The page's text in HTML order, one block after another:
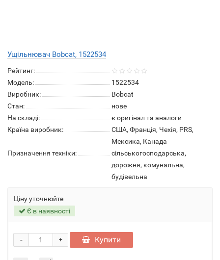
Ущільнювач Bobcat, 1522534
Рейтинг:
Модель:
1522534
Виробник:
Bobcat
Стан:
нове
На складі:
є оригінал та аналоги
Країна виробник:
США, Франція, Чехія, PRS,
Мексика, Канада
Призначення техніки:
сільськогосподарська,
дорожня, комунальна,
будівельна
Ціну уточнюйте
Є в наявності
+
- Купити